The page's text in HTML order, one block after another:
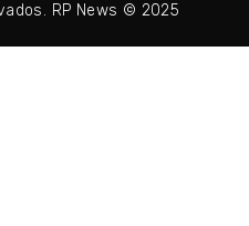
RP News © 2025